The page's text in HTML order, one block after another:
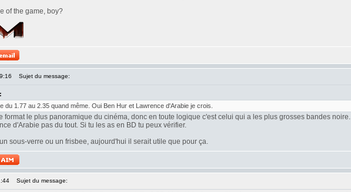
of the game, boy?
Sujet du message:
du 1.77 au 2.35 quand même. Oui Ben Hur et Lawrence d'Arabie je crois.
format le plus panoramique du cinéma, donc en toute logique c'est celui qui a les plus grosses bandes noire.
d'Arabie pas du tout. Si tu les as en BD tu peux vérifier.
sous-verre ou un frisbee, aujourd'hui il serait utile que pour ça.
Sujet du message: